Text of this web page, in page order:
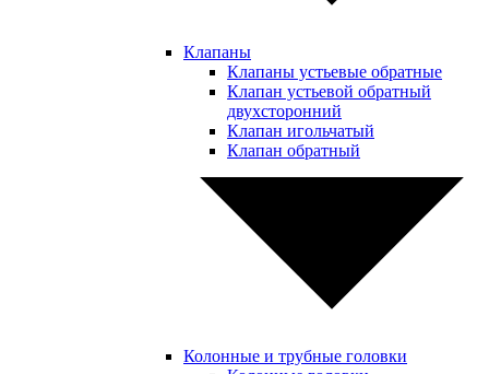
Клапаны
Клапаны устьевые обратные
Клапан устьевой обратный
двухсторонний
Клапан игольчатый
Клапан обратный
Колонные и трубные головки